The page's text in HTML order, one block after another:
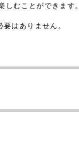
むことができます。
はありません。